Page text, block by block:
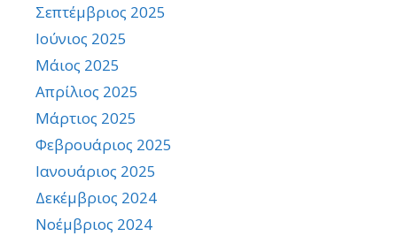
Σεπτέμβριος 2025
Ιούνιος 2025
Μάιος 2025
Απρίλιος 2025
Μάρτιος 2025
Φεβρουάριος 2025
Ιανουάριος 2025
Δεκέμβριος 2024
Νοέμβριος 2024